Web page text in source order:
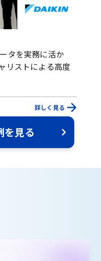
タを実務に活か
リストによる高度
詳しく見る
を見る